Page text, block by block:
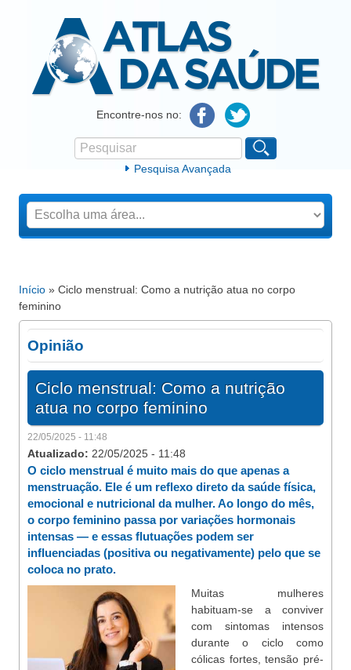
Atlas da SaúdeEncontre-nos no:
Formulário de procura
Pesquisar
Pesquisa Avançada
Está aqui
Início » Ciclo menstrual: Como a nutrição atua no corpo
feminino
Opinião
Ciclo menstrual: Como a nutrição
atua no corpo feminino
22/05/2025 - 11:48
Atualizado: 22/05/2025 - 11:48
O ciclo menstrual é muito mais do que apenas a
menstruação. Ele é um reflexo direto da saúde física,
emocional e nutricional da mulher. Ao longo do mês,
o corpo feminino passa por variações hormonais
intensas — e essas flutuações podem ser
influenciadas (positiva ou negativamente) pelo que se
coloca no prato.
Muitas mulheres
habituam-se a conviver
com sintomas intensos
durante o ciclo como
cólicas fortes, tensão pré-